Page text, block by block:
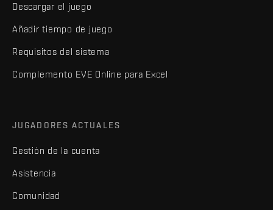
Descargar el juego
Añadir tiempo de juego
Requisitos del sistema
Complemento EVE Online para Excel
JUGADORES ACTUALES
Gestión de la cuenta
Asistencia
Comunidad